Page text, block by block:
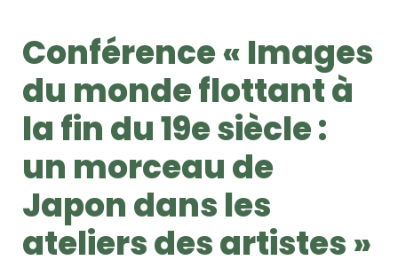
Conférence « Images
du monde flottant à
la fin du 19e siècle :
un morceau de
Japon dans les
ateliers des artistes »